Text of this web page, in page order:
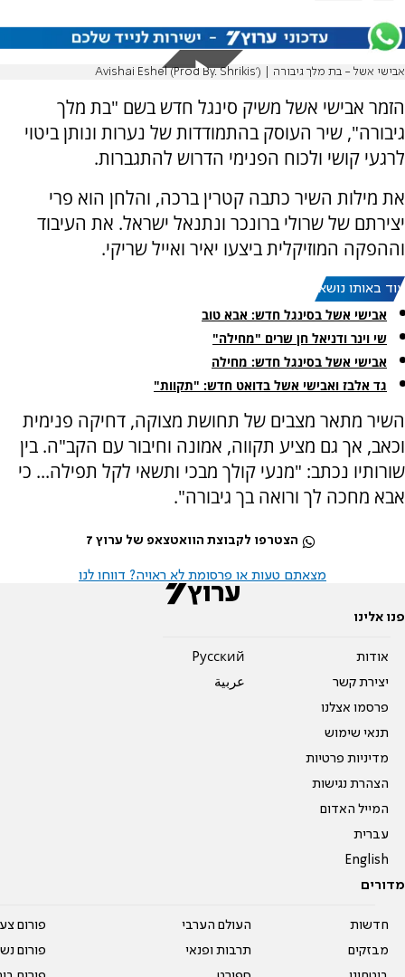
אבישי אשל - בת מלך גיבורה | ('Avishai Eshel (Prod By. Shrikis
הזמר אבישי אשל משיק סינגל חדש בשם "בת מלך
גיבורה", שיר העוסק בהתמודדות של נערות ונותן ביטוי
לרגעי קושי ולכוח הפנימי הדרוש להתגברות.
את מילות השיר כתבה קטרין ברכה, והלחן הוא פרי
יצירתם של שרולי ברונכר ונתנאל ישראל. את העיבוד
וההפקה המוזיקלית ביצעו יאיר ואייל שריקי.
עוד באותו נושא:
אבישי אשל בסינגל חדש: אבא טוב
שי וינר ודניאל חן שרים "מחילה"
אבישי אשל בסינגל חדש: מחילה
גד אלבז ואבישי אשל בדואט חדש: "תקוות"
השיר מתאר מצבים של תחושת מצוקה, דחיקה פנימית
וכאב, אך גם מציע תקווה, אמונה וחיבור עם הקב"ה. בין
שורותיו נכתב: "מנעי קולך מבכי ותשאי לקל תפילה... כי
אבא מחכה לך ורואה בך גיבורה".
הצטרפו לקבוצת הוואטצאפ של ערוץ 7
מצאתם טעות או פרסומת לא ראויה? דווחו לנו
פנו אלינו
אודות
יצירת קשר
פרסמו אצלנו
תנאי שימוש
מדיניות פרטיות
הצהרת נגישות
המייל האדום
עברית
English
Pусский
عربية
מדורים
חדשות
מבזקים
העולם הערבי
תרבות ופנאי
פורום
פורום